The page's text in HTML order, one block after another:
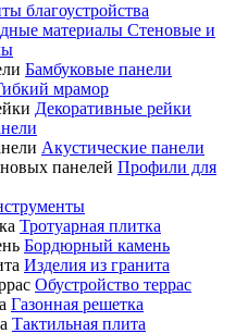
благоустройства
Стеновые и
Бамбуковые панели
мрамор
Декоративные рейки
Акустические панели
Профили для
Тротуарная плитка
Бордюрный камень
Изделия из гранита
Обустройство террас
Газонная решетка
Тактильная плита